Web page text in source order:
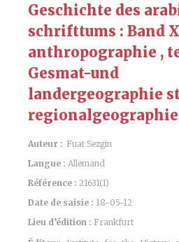
Geschichte des
schrifttums : Band
anthropographie ,
Gesmat-und
landergeographie
regionalgeographie
Auteur : Fuat Sezgin
Langue : Allemand
Référence : 21631(1)
Date de saisie : 18-05-12
Lieu d’édition : Frankfurt